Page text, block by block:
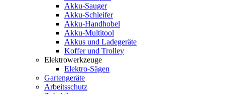
Akku-Sauger
Akku-Schleifer
Akku-Handhobel
Akku-Multitool
Akkus und Ladegeräte
Koffer und Trolley
Elektrowerkzeuge
Elektro-Sägen
Gartengeräte
Arbeitsschutz